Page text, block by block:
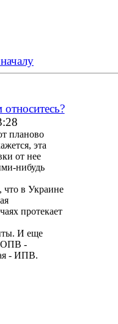
планово
эта
от нее
нибудь
что в Украине
протекает
И еще
ОПВ -
- ИПВ.